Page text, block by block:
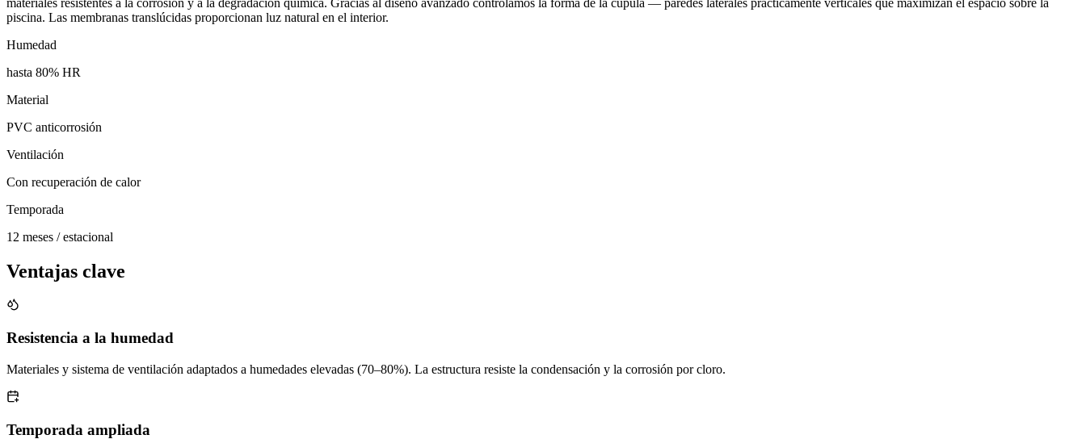
piscina. Las membranas translúcidas proporcionan luz natural en el interior.
Humedad
hasta 80% HR
Material
PVC anticorrosión
Ventilación
Con recuperación de calor
Temporada
12 meses / estacional
Ventajas clave
Resistencia a la humedad
Materiales y sistema de ventilación adaptados a humedades elevadas (70–80%). La estructura resiste la condensación y la corrosión por cloro.
Temporada ampliada